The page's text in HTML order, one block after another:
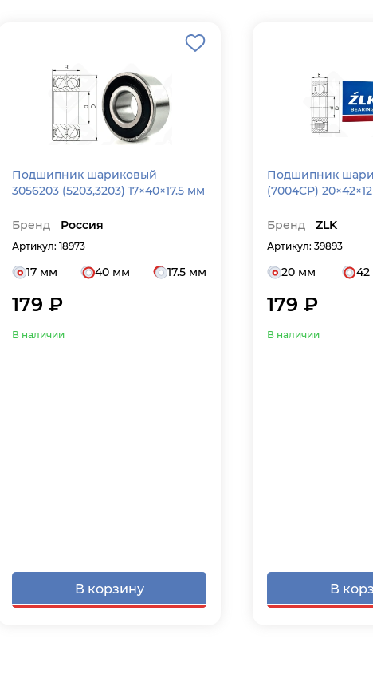
Подшипник шариковый
3056203 (5203,3203) 17×40×17.5 мм
Бренд Россия
Артикул: 18973
17 мм 40 мм 17.5 мм
179 ₽
В наличии
В корзину
Подшипник
(7004CP)
Бренд ZLK
Артикул: 39893
20 мм
179 ₽
В наличии
В